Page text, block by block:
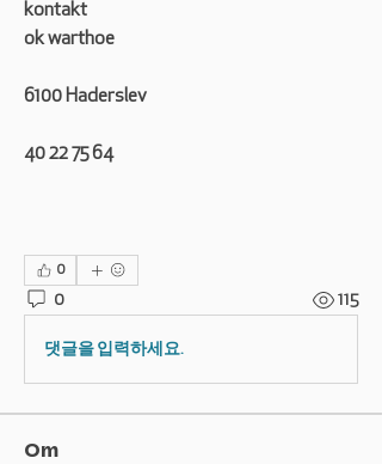
kontakt
ok warthoe
6100 Haderslev
40 22 75 64
0
0 115
댓글을 입력하세요.
Om